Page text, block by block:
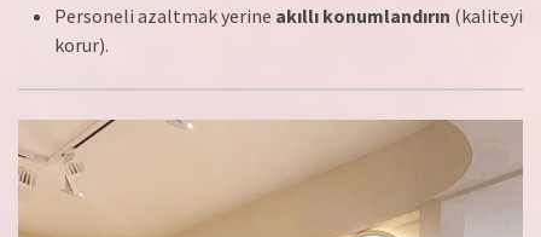
Personeli azaltmak yerine akıllı konumlandırın (kaliteyi
korur).